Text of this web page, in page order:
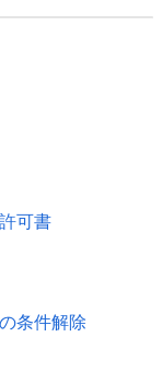
可書
条件解除